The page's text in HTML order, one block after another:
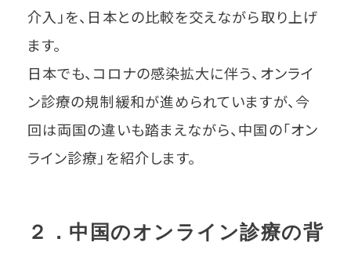
介入」を、日本との比較を交えながら取り上げ
ます。
日本でも、コロナの感染拡大に伴う、オンライ
ン診療の規制緩和が進められていますが、今
回は両国の違いも踏まえながら、中国の「オン
ライン診療」を紹介します。
２．中国のオンライン診療の背